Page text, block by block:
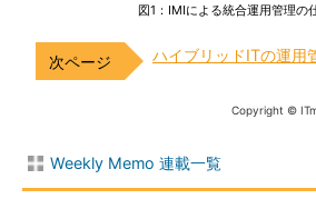
図1：IMIによる統合運用管理の
ハイブリッドITの運用
Copyright ©
Weekly Memo 連載一覧